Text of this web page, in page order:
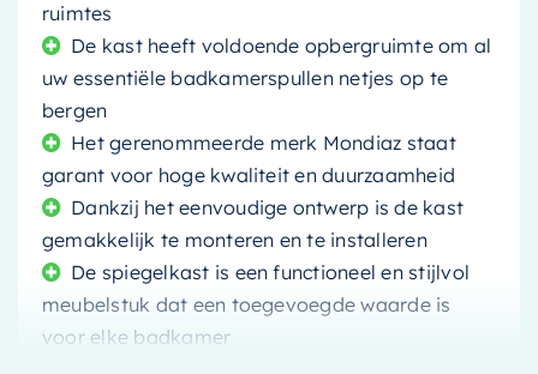
ruimtes
De kast heeft voldoende opbergruimte om al
uw essentiële badkamerspullen netjes op te
bergen
Het gerenommeerde merk Mondiaz staat
garant voor hoge kwaliteit en duurzaamheid
Dankzij het eenvoudige ontwerp is de kast
gemakkelijk te monteren en te installeren
De spiegelkast is een functioneel en stijlvol
meubelstuk dat een toegevoegde waarde is
voor elke badkamer